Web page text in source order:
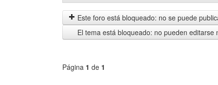
mensajes
anteriores
by
Este foro está bloqueado: no se puede
El tema está bloqueado: no pueden editarse
Página 1 de 1